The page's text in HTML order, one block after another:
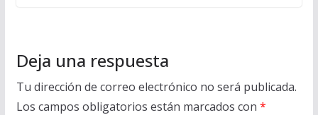
Deja una respuesta
Tu dirección de correo electrónico no será publicada.
Los campos obligatorios están marcados con *